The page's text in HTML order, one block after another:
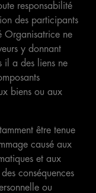
responsabilité
des participants
Organisatrice ne
y donnant
il a des liens ne
biens ou aux
être tenue
causé aux
et aux
conséquences
ou